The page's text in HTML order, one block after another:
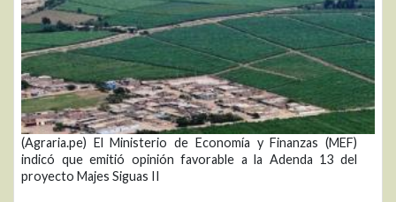
(Agraria.pe) El Ministerio de Economía y Finanzas (MEF)
indicó que emitió opinión favorable a la Adenda 13 del
proyecto Majes Siguas II